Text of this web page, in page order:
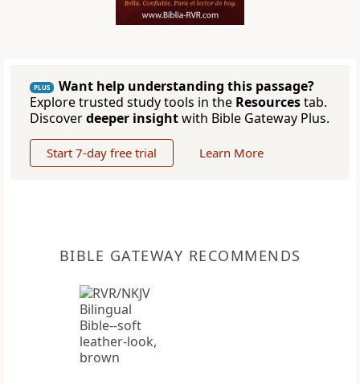
PLUS
Want help understanding this passage?
Explore trusted study tools in the Resourcestab.
Discoverdeeper insightwith Bible Gateway Plus.
Start 7-day free trial Learn More
BIBLE GATEWAY RECOMMENDS